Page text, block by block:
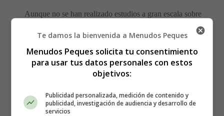
Aunque no se han realizado estudios a gran escala sobre
el tema, es mejor evitar esta bebida durante unos meses y
recurrir a otras alternativas interesantes, como las aguas
carbonatadas aromatizadas.
Probióticos y embarazo
Otra preocupación con el Kombucha y el embarazo es la
Te damos la bienvenida a Menudos Peques
Menudos Peques solicita tu consentimiento
para usar tus datos personales con estos
objetivos:
Publicidad personalizada, medición de contenido y
publicidad, investigación de audiencia y desarrollo de
servicios